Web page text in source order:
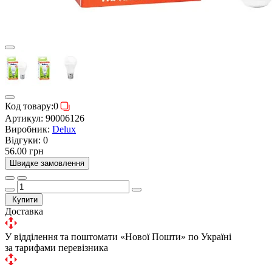
Код товару:0
Артикул: 90006126
Виробник: Delux
Відгуки: 0
56.00 грн
Швидке замовлення
Купити
Доставка
У відділення та поштомати «Нової Пошти» по Україні
за тарифами перевізника